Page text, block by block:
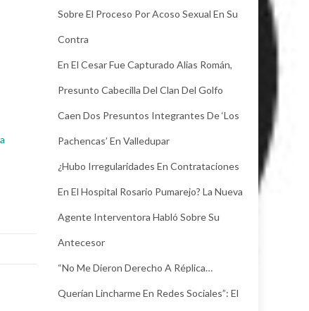
Sobre El Proceso Por Acoso Sexual En Su
Contra
En El Cesar Fue Capturado Alias Román,
Presunto Cabecilla Del Clan Del Golfo
Caen Dos Presuntos Integrantes De ‘Los
Pachencas’ En Valledupar
¿Hubo Irregularidades En Contrataciones
En El Hospital Rosario Pumarejo? La Nueva
Agente Interventora Habló Sobre Su
Antecesor
“No Me Dieron Derecho A Réplica…
Querían Lincharme En Redes Sociales”: El